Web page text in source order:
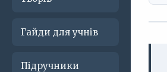
Гайди для учнів
Підручники